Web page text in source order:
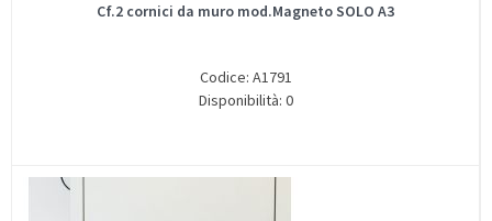
Cf.2 cornici da muro mod.Magneto SOLO A3
Codice: A1791
Disponibilità: 0